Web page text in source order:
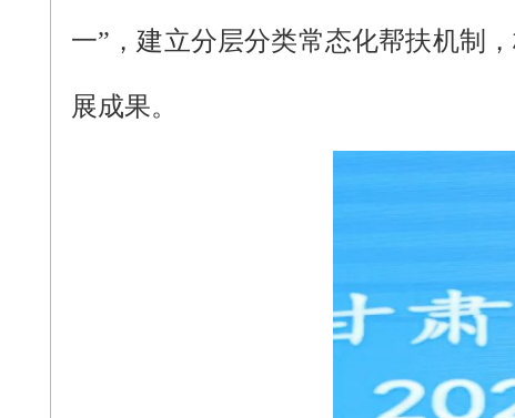
一”，建立分层分类常态化帮扶机制
展成果。